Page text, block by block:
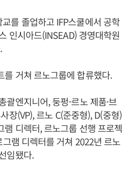
를 졸업하고 IFP스쿨에서 공학
인시아드(INSEAD) 경영대학원
를 거쳐 르노그룹에 합류했다.
괄엔지니어, 둥펑-르노 제품·브
장(VP), 르노 C(준중형), D(중형)
램 디렉터, 르노그룹 선행 프로젝
램 디렉터를 거쳐 2022년 르노
임됐다.